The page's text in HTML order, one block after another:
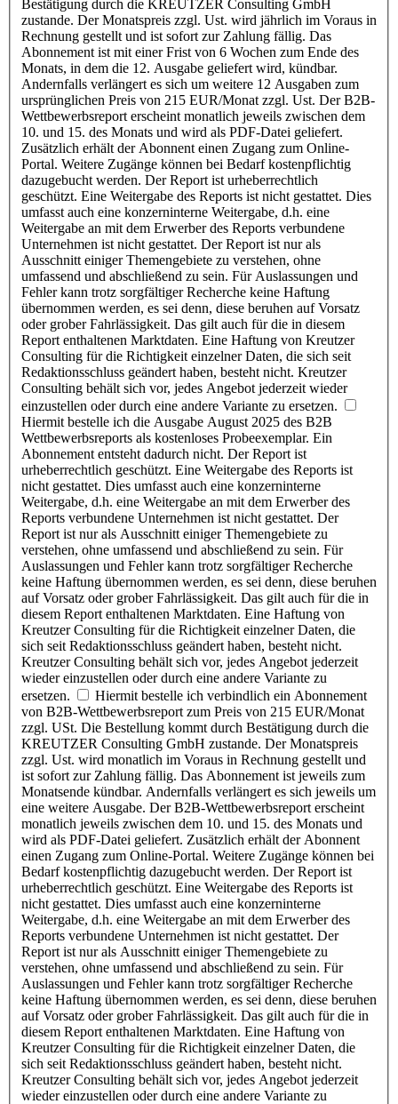
Bestätigung durch die KREUTZER Consulting GmbH
zustande. Der Monatspreis zzgl. Ust. wird jährlich im Voraus in
Rechnung gestellt und ist sofort zur Zahlung fällig. Das
Abonnement ist mit einer Frist von 6 Wochen zum Ende des
Monats, in dem die 12. Ausgabe geliefert wird, kündbar.
Andernfalls verlängert es sich um weitere 12 Ausgaben zum
ursprünglichen Preis von 215 EUR/Monat zzgl. Ust. Der B2B-
Wettbewerbsreport erscheint monatlich jeweils zwischen dem
10. und 15. des Monats und wird als PDF-Datei geliefert.
Zusätzlich erhält der Abonnent einen Zugang zum Online-
Portal. Weitere Zugänge können bei Bedarf kostenpflichtig
dazugebucht werden. Der Report ist urheberrechtlich
geschützt. Eine Weitergabe des Reports ist nicht gestattet. Dies
umfasst auch eine konzerninterne Weitergabe, d.h. eine
Weitergabe an mit dem Erwerber des Reports verbundene
Unternehmen ist nicht gestattet. Der Report ist nur als
Ausschnitt einiger Themengebiete zu verstehen, ohne
umfassend und abschließend zu sein. Für Auslassungen und
Fehler kann trotz sorgfältiger Recherche keine Haftung
übernommen werden, es sei denn, diese beruhen auf Vorsatz
oder grober Fahrlässigkeit. Das gilt auch für die in diesem
Report enthaltenen Marktdaten. Eine Haftung von Kreutzer
Consulting für die Richtigkeit einzelner Daten, die sich seit
Redaktionsschluss geändert haben, besteht nicht. Kreutzer
Consulting behält sich vor, jedes Angebot jederzeit wieder
einzustellen oder durch eine andere Variante zu ersetzen.
Hiermit bestelle ich die Ausgabe August 2025 des B2B
Wettbewerbsreports als kostenloses Probeexemplar. Ein
Abonnement entsteht dadurch nicht. Der Report ist
urheberrechtlich geschützt. Eine Weitergabe des Reports ist
nicht gestattet. Dies umfasst auch eine konzerninterne
Weitergabe, d.h. eine Weitergabe an mit dem Erwerber des
Reports verbundene Unternehmen ist nicht gestattet. Der
Report ist nur als Ausschnitt einiger Themengebiete zu
verstehen, ohne umfassend und abschließend zu sein. Für
Auslassungen und Fehler kann trotz sorgfältiger Recherche
keine Haftung übernommen werden, es sei denn, diese beruhen
auf Vorsatz oder grober Fahrlässigkeit. Das gilt auch für die in
diesem Report enthaltenen Marktdaten. Eine Haftung von
Kreutzer Consulting für die Richtigkeit einzelner Daten, die
sich seit Redaktionsschluss geändert haben, besteht nicht.
Kreutzer Consulting behält sich vor, jedes Angebot jederzeit
wieder einzustellen oder durch eine andere Variante zu
ersetzen.
Hiermit bestelle ich verbindlich ein Abonnement
von B2B-Wettbewerbsreport zum Preis von 215 EUR/Monat
zzgl. USt. Die Bestellung kommt durch Bestätigung durch die
KREUTZER Consulting GmbH zustande. Der Monatspreis
zzgl. Ust. wird monatlich im Voraus in Rechnung gestellt und
ist sofort zur Zahlung fällig. Das Abonnement ist jeweils zum
Monatsende kündbar. Andernfalls verlängert es sich jeweils um
eine weitere Ausgabe. Der B2B-Wettbewerbsreport erscheint
monatlich jeweils zwischen dem 10. und 15. des Monats und
wird als PDF-Datei geliefert. Zusätzlich erhält der Abonnent
einen Zugang zum Online-Portal. Weitere Zugänge können bei
Bedarf kostenpflichtig dazugebucht werden. Der Report ist
urheberrechtlich geschützt. Eine Weitergabe des Reports ist
nicht gestattet. Dies umfasst auch eine konzerninterne
Weitergabe, d.h. eine Weitergabe an mit dem Erwerber des
Reports verbundene Unternehmen ist nicht gestattet. Der
Report ist nur als Ausschnitt einiger Themengebiete zu
verstehen, ohne umfassend und abschließend zu sein. Für
Auslassungen und Fehler kann trotz sorgfältiger Recherche
keine Haftung übernommen werden, es sei denn, diese beruhen
auf Vorsatz oder grober Fahrlässigkeit. Das gilt auch für die in
diesem Report enthaltenen Marktdaten. Eine Haftung von
Kreutzer Consulting für die Richtigkeit einzelner Daten, die
sich seit Redaktionsschluss geändert haben, besteht nicht.
Kreutzer Consulting behält sich vor, jedes Angebot jederzeit
wieder einzustellen oder durch eine andere Variante zu